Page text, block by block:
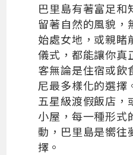
巴里島有著富足和
留著自然的風貌，
始處女地，或親睹
儀式，都能讓你真
客無論是住宿或飲
尼最多樣化的選擇
五星級渡假飯店，
小屋，每一種形式
動，巴里島是嚮往
擇。